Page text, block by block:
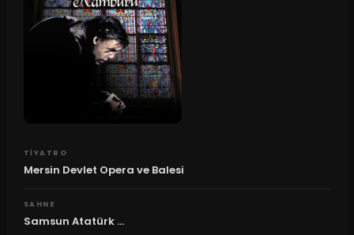
TIYATRO
Mersin Devlet Opera ve Balesi
SAHNE
Samsun Atatürk ...